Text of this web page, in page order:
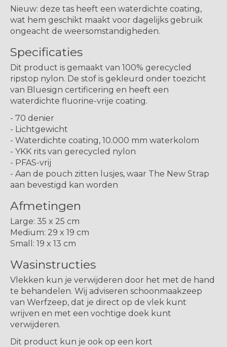
Nieuw: deze tas heeft een waterdichte coating,
wat hem geschikt maakt voor dagelijks gebruik
ongeacht de weersomstandigheden.
Specificaties
Dit product is gemaakt van 100% gerecycled
ripstop nylon. De stof is gekleurd onder toezicht
van Bluesign certificering en heeft een
waterdichte fluorine-vrije coating.
- 70 denier
- Lichtgewicht
- Waterdichte coating, 10.000 mm waterkolom
- YKK rits van gerecycled nylon
- PFAS-vrij
- Aan de pouch zitten lusjes, waar The New Strap
aan bevestigd kan worden
Afmetingen
Large: 35 x 25 cm
Medium: 29 x 19 cm
Small: 19 x 13 cm
Wasinstructies
Vlekken kun je verwijderen door het met de hand
te behandelen. Wij adviseren schoonmaakzeep
van Werfzeep, dat je direct op de vlek kunt
wrijven en met een vochtige doek kunt
verwijderen.
Dit product kun je ook op een kort